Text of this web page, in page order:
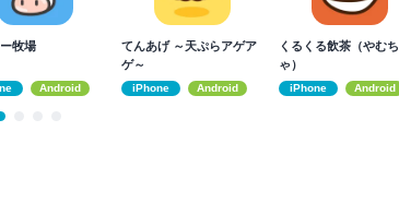
牧場
Android
てんあげ ～天ぷらアゲア
ゲ～
iPhone Android
くるくる飲茶（やむち
ゃ）
iPhone Android